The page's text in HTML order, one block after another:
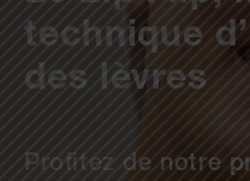
technique
des lèvres
Profitez de notre